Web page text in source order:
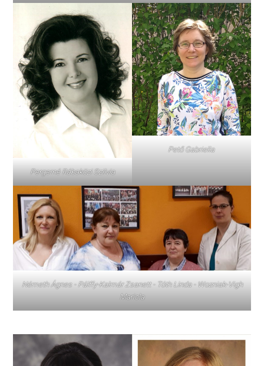
Pergerné Rábaközi Szilvia
Pető Gabriella
Németh Ágnes - Pálffy-Kalmár Zsanett - Tóth Linda - Wozniak-Vigh
Mariola